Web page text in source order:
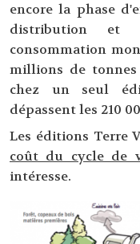
encore la phase
distribution et
consommation
millions de
chez un seul
dépassent les 210
Les éditions Terre
coût du cycle de
intéresse.